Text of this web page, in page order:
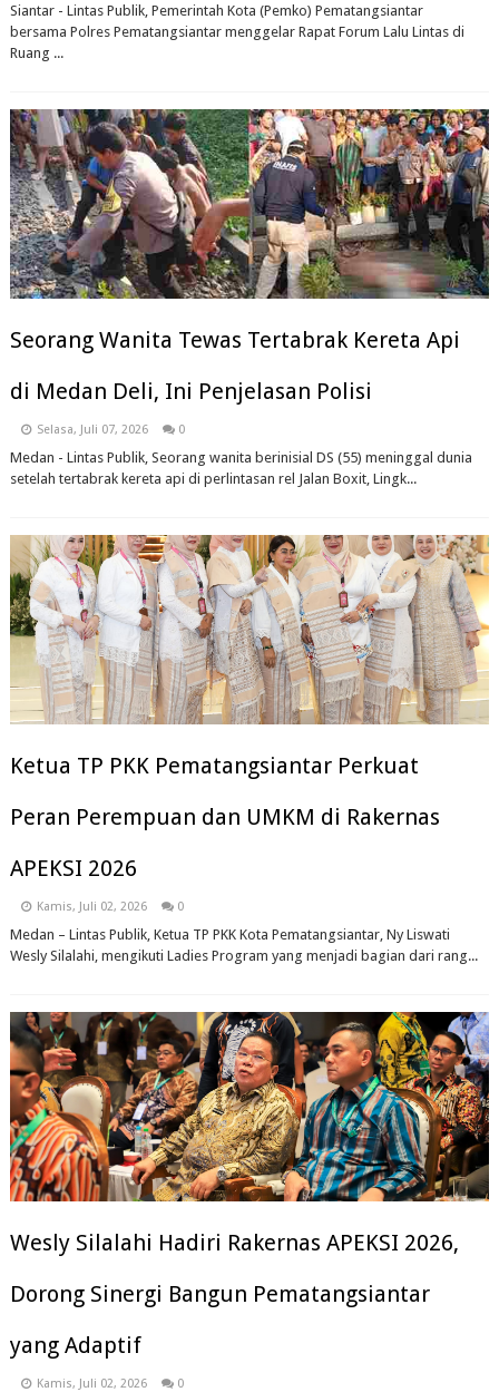
Siantar - Lintas Publik, Pemerintah Kota (Pemko) Pematangsiantar
bersama Polres Pematangsiantar menggelar Rapat Forum Lalu Lintas di
Ruang ...
Seorang Wanita Tewas Tertabrak Kereta Api
di Medan Deli, Ini Penjelasan Polisi
Selasa, Juli 07, 2026 0
Medan - Lintas Publik, Seorang wanita berinisial DS (55) meninggal dunia
setelah tertabrak kereta api di perlintasan rel Jalan Boxit, Lingk...
Ketua TP PKK Pematangsiantar Perkuat
Peran Perempuan dan UMKM di Rakernas
APEKSI 2026
Kamis, Juli 02, 2026 0
Medan – Lintas Publik, Ketua TP PKK Kota Pematangsiantar, Ny Liswati
Wesly Silalahi, mengikuti Ladies Program yang menjadi bagian dari rang...
Wesly Silalahi Hadiri Rakernas APEKSI 2026,
Dorong Sinergi Bangun Pematangsiantar
yang Adaptif
Kamis, Juli 02, 2026 0